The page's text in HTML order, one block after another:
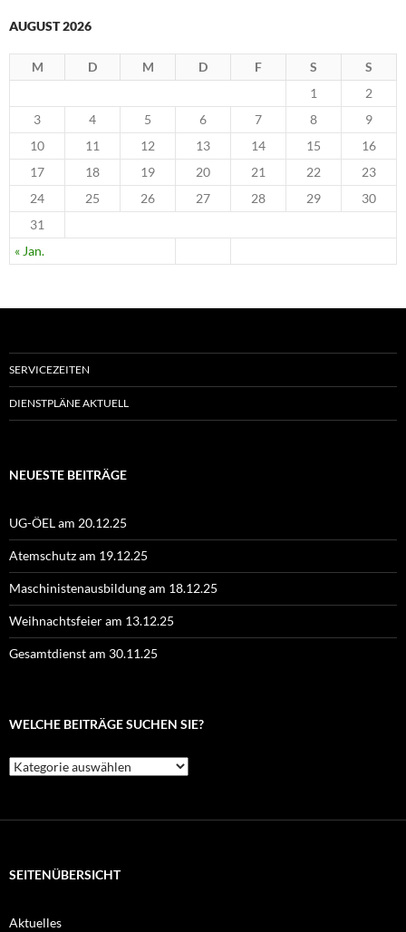
AUGUST 2026
M D M D F S S
« Jan.
1
2
3
4 5 6 7 8
9
10
11 12 13 14 15
16
17
18 19 20 21 22
23
24
25 26 27 28 29
30
31
SERVICEZEITEN
DIENSTPLÄNE AKTUELL
NEUESTE BEITRÄGE
UG-ÖEL am 20.12.25
Atemschutz am 19.12.25
Maschinistenausbildung am 18.12.25
Weihnachtsfeier am 13.12.25
Gesamtdienst am 30.11.25
WELCHE BEITRÄGE SUCHEN SIE?
Welche
Beiträge
SEITENÜBERSICHT
Aktuelles